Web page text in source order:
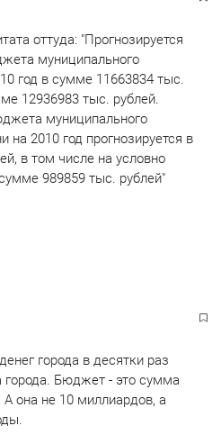
оттуда: "Прогнозируется
муниципального
год в сумме 11663834 тыс.
12936983 тыс. рублей.
муниципального
на 2010 год прогнозируется в
в том числе на условно
989859 тыс. рублей"
города в десятки раз
Бюджет - это сумма
А она не 10 миллиардов, а